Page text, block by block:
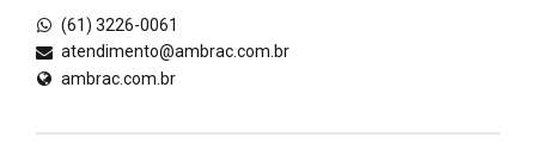
(61) 3226-0061
atendimento@ambrac.com.br
ambrac.com.br